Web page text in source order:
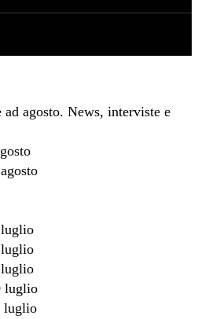
agosto. News, interviste e
luglio
luglio